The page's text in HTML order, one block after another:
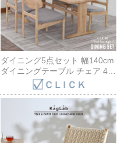
ダイニング5点セット 幅140cm
ダイニングテーブル チェア 4人
用 チーク 無垢材 木製 椅子 リ
ラックス 食卓セット 食卓 食事
リビング ダイニング セット 新
生活 バリ島 ナチュラル リゾー
ト 食卓 エスニック T32X3204